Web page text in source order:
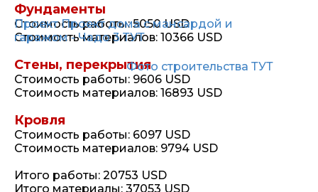
Проект Проект дома с мансардой и
гаражом - Чадо 3ТУТ
Фото строительства ТУТ
Фундаменты
Стоимость работы: 5050 USD
Стоимость материалов: 10366 USD
Стены, перекрытия
Стоимость работы: 9606 USD
Стоимость материалов: 16893 USD
Кровля
Стоимость работы: 6097 USD
Стоимость материалов: 9794 USD
Итого работы: 20753 USD
Итого материалы: 37053 USD